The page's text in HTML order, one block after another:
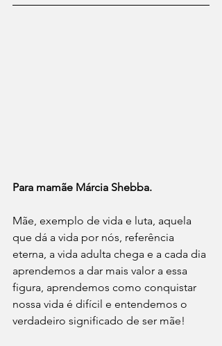
Para mamãe Márcia Shebba.
Mãe, exemplo de vida e luta, aquela
que dá a vida por nós, referência
eterna, a vida adulta chega e a cada dia
aprendemos a dar mais valor a essa
figura, aprendemos como conquistar
nossa vida é difícil e entendemos o
verdadeiro significado de ser mãe!